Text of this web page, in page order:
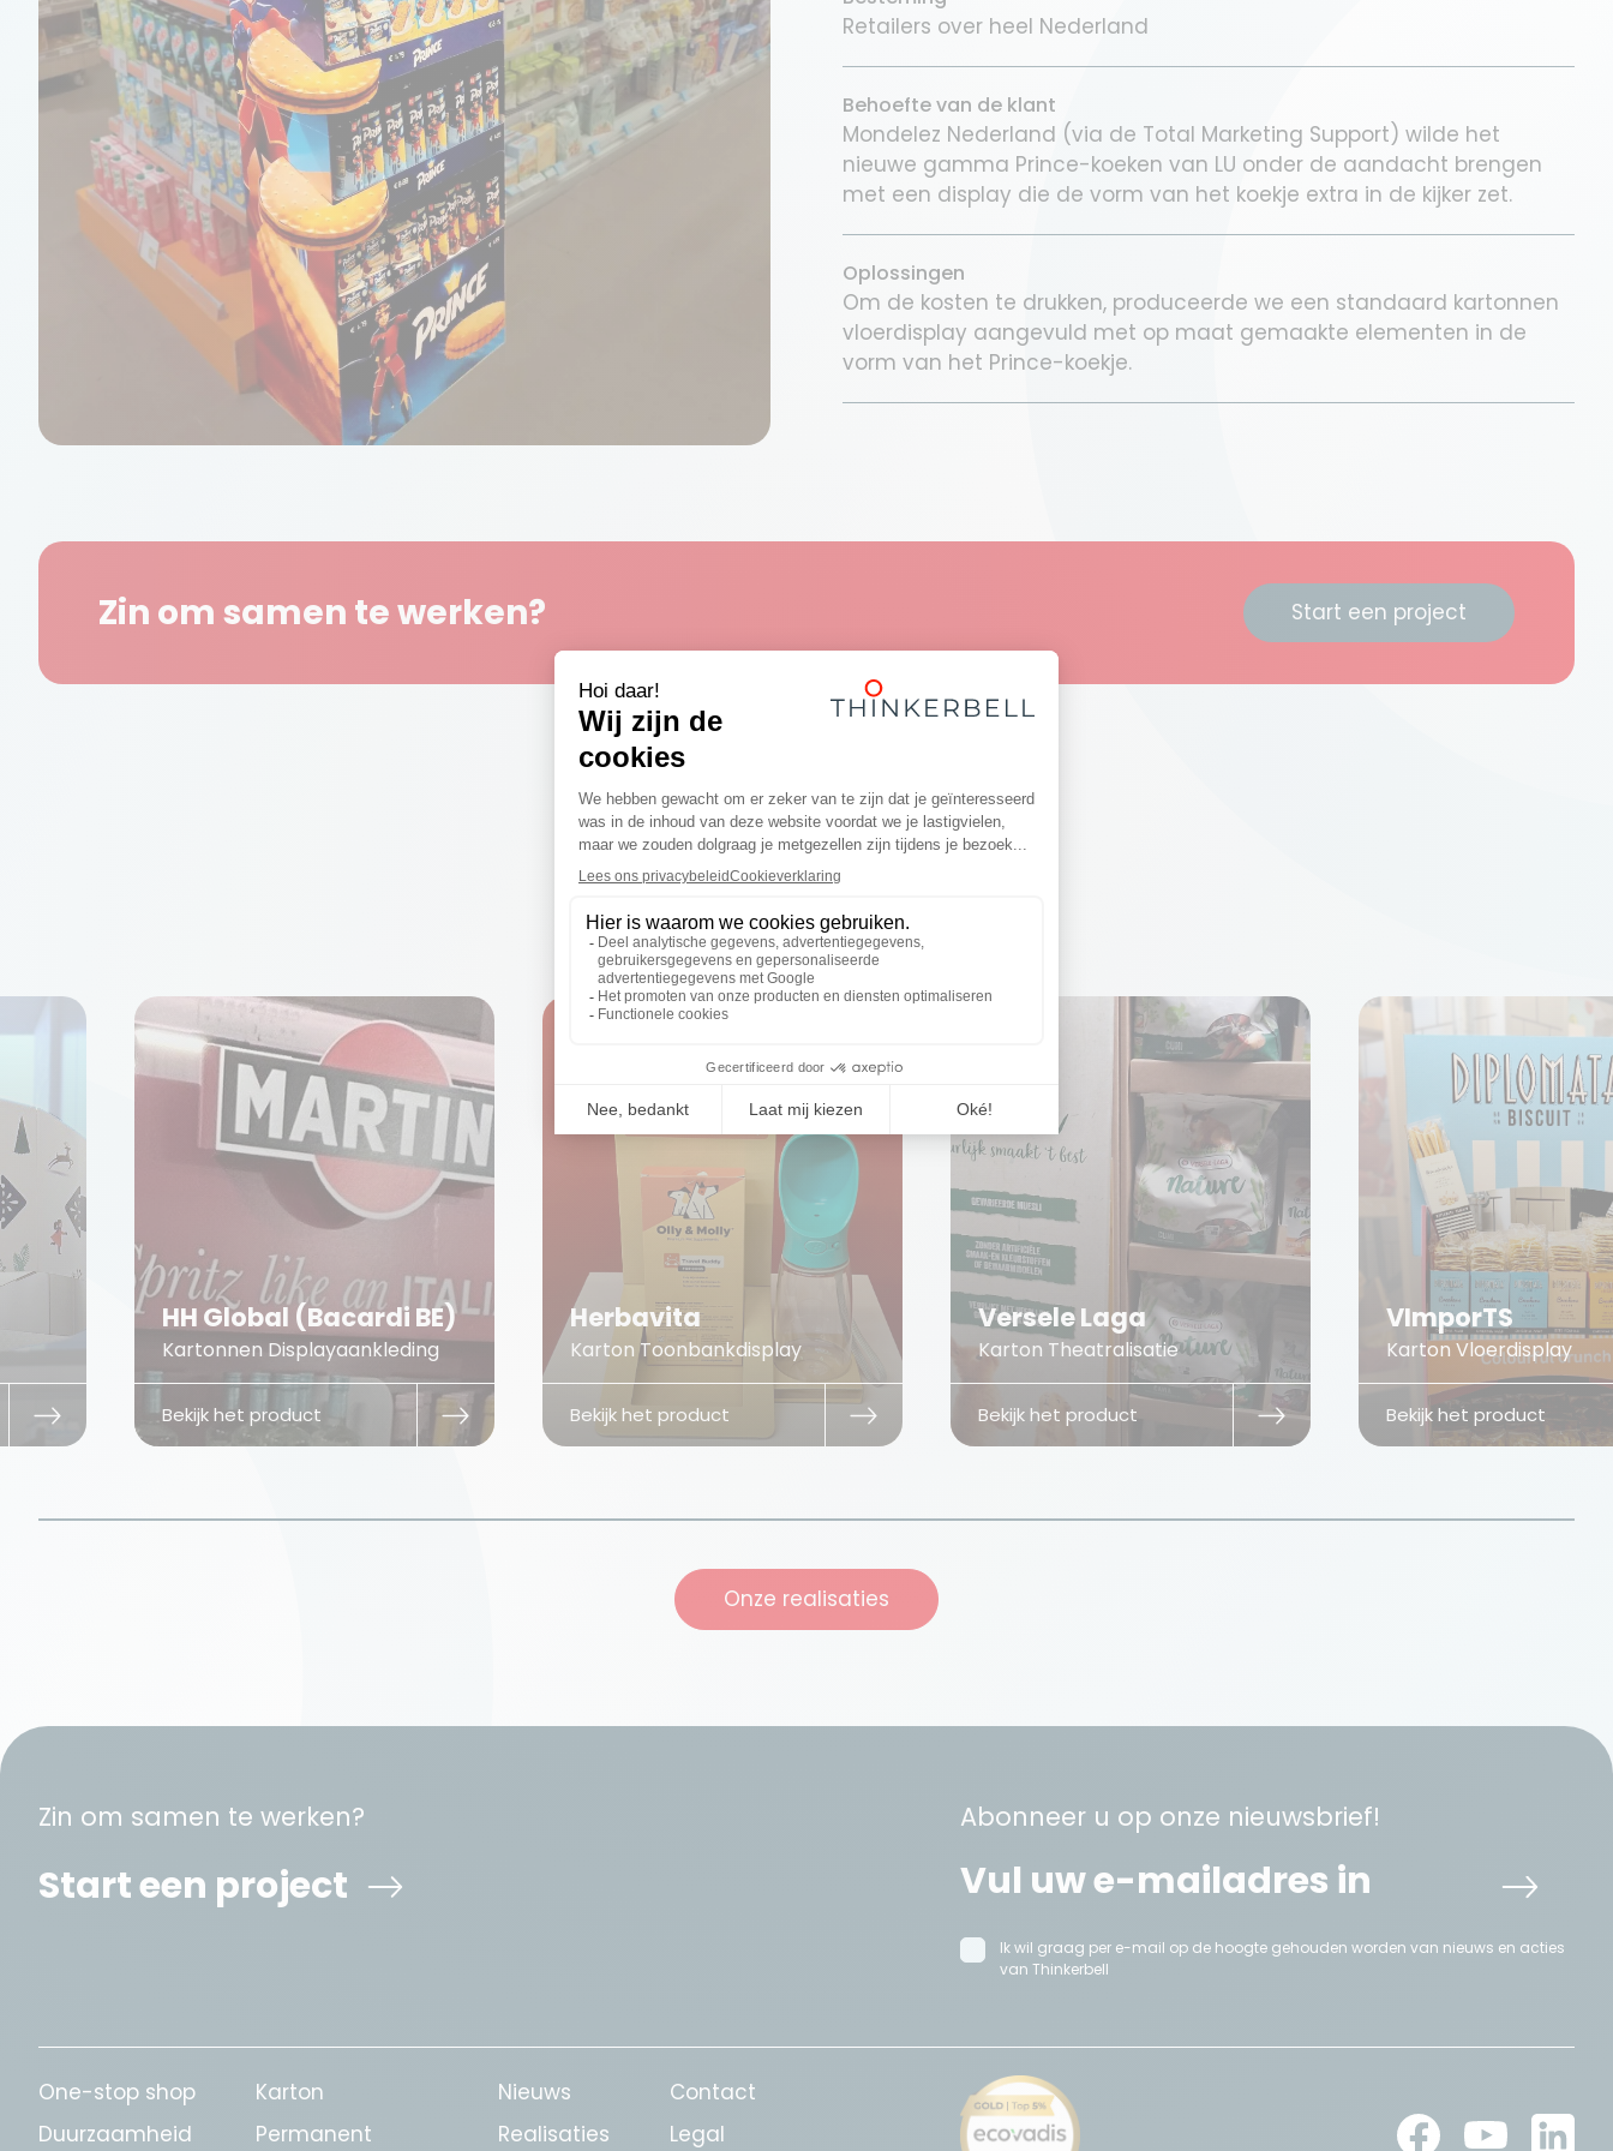
Retailers over heel Nederland
Behoefte van de klant
Mondelez Nederland (via de Total Marketing Support) wilde het
nieuwe gamma Prince-koeken van LU onder de aandacht brengen
met een display die de vorm van het koekje extra in de kijker zet.
Oplossingen
Om de kosten te drukken, produceerde we een standaard kartonnen
vloerdisplay aangevuld met op maat gemaakte elementen in de
vorm van het Prince-koekje.
Zin om samen te werken? Start een project
Realisaties
Ontdek enkele inspirerende projecten!
HH Global (Bacardi BE)
Kartonnen Displayaankleding
Bekijk het product
Herbavita
Karton Toonbankdisplay
Bekijk het product
Versele Laga
Karton Theatralisatie
Bekijk het product
VImporTS
Karton Vloerdisplay
Bekijk het product
Onze realisaties
Zin om samen te werken?
Start een project
Abonneer u op onze nieuwsbrief!
Ik wil graag per e-mail op de hoogte gehouden worden van nieuws en acties
van Thinkerbell
One-stop shop
Duurzaamheid
Karton
Permanent
Nieuws
Realisaties
Contact
Legal